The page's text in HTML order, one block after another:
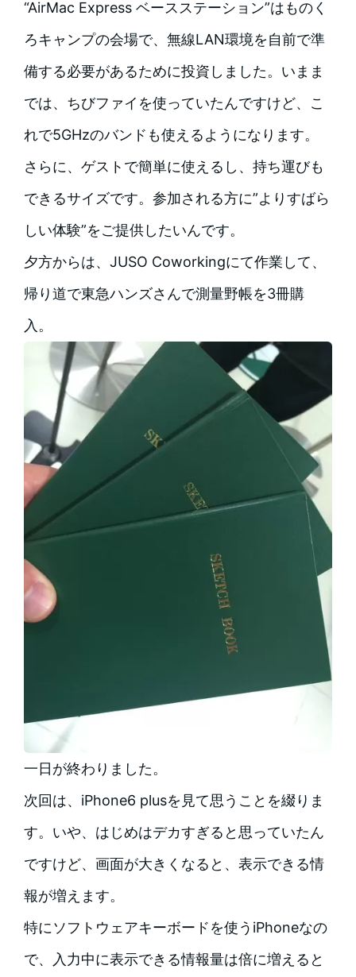
“AirMac Express ベースステーション”はものく
ろキャンプの会場で、無線LAN環境を自前で準
備する必要があるために投資しました。いまま
では、ちびファイを使っていたんですけど、こ
れで5GHzのバンドも使えるようになります。
さらに、ゲストで簡単に使えるし、持ち運びも
できるサイズです。参加される方に”よりすばら
しい体験”をご提供したいんです。
夕方からは、JUSO Coworkingにて作業して、
帰り道で東急ハンズさんで測量野帳を3冊購
入。
一日が終わりました。
次回は、iPhone6 plusを見て思うことを綴りま
す。いや、はじめはデカすぎると思っていたん
ですけど、画面が大きくなると、表示できる情
報が増えます。
特にソフトウェアキーボードを使うiPhoneなの
で、入力中に表示できる情報量は倍に増えると